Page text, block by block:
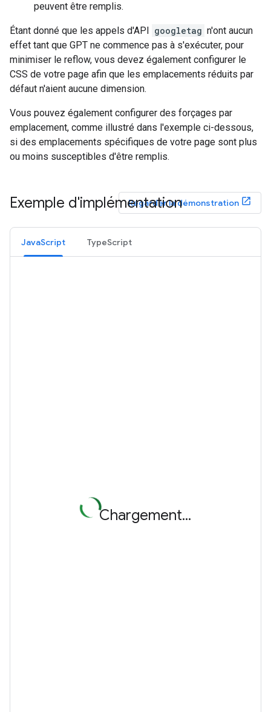
peuvent être remplis.
Étant donné que les appels d'API googletag n'ont aucun
effet tant que GPT ne commence pas à s'exécuter, pour
minimiser le reflow, vous devez également configurer le
CSS de votre page afin que les emplacements réduits par
défaut n'aient aucune dimension.
Vous pouvez également configurer des forçages par
emplacement, comme illustré dans l'exemple ci-dessous,
si des emplacements spécifiques de votre page sont plus
ou moins susceptibles d'être remplis.
Exemple d'implémentationRegarder la démonstration
JavaScript TypeScript
Chargement...